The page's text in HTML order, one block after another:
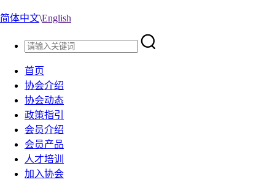
简体中文\English
首页
协会介绍
协会动态
政策指引
会员介绍
会员产品
人才培训
加入协会